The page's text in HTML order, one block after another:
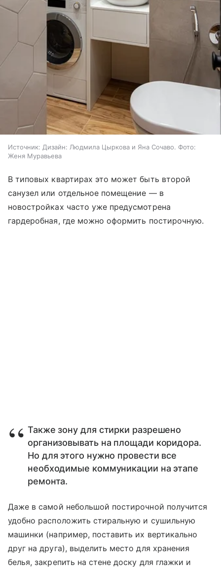
Источник: Дизайн: Людмила Цыркова и Яна Сочаво. Фото:
Женя Муравьева
В типовых квартирах это может быть второй
санузел или отдельное помещение — в
новостройках часто уже предусмотрена
гардеробная, где можно оформить постирочную.
Также зону для стирки разрешено
организовывать на площади коридора.
Но для этого нужно провести все
необходимые коммуникации на этапе
ремонта.
Даже в самой небольшой постирочной получится
удобно расположить стиральную и сушильную
машинки (например, поставить их вертикально
друг на друга), выделить место для хранения
белья, закрепить на стене доску для глажки и